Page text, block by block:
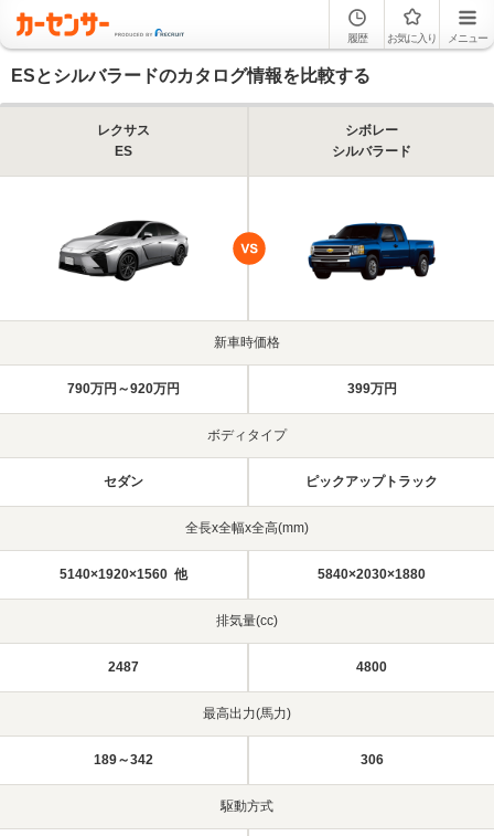
履歴 お気に入り メニュー
ESとシルバラードのカタログ情報を比較する
レクサス
ES
シボレー
シルバラード
新車時価格
790万円～920万円 399万円
ボディタイプ
セダン ピックアップトラック
全長x全幅x全高(mm)
5140×1920×1560 他 5840×2030×1880
排気量(cc)
2487 4800
最高出力(馬力)
189～342 306
駆動方式